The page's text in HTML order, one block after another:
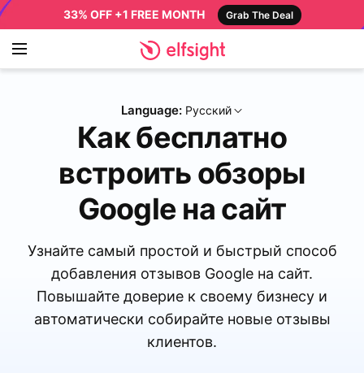
33% OFF +1 FREE MONTH Grab The Deal
Language: Русский
Как бесплатно
встроить обзоры
Google на сайт
Узнайте самый простой и быстрый способ
добавления отзывов Google на сайт.
Повышайте доверие к своему бизнесу и
автоматически собирайте новые отзывы
клиентов.